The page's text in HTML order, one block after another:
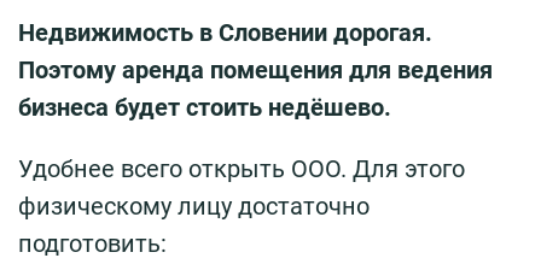
Недвижимость в Словении дорогая.
Поэтому аренда помещения для ведения
бизнеса будет стоить недёшево.
Удобнее всего открыть ООО. Для этого
физическому лицу достаточно
подготовить: